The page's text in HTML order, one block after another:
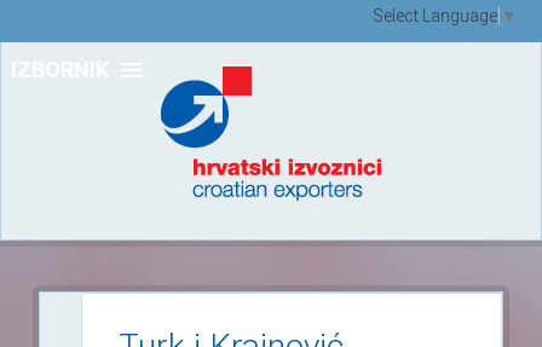
IZBORNIK
Select Language ▼